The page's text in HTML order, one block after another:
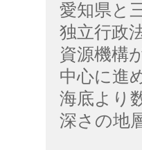
愛知県と
独立行政
資源機構
中心に進
海底より
深さの地